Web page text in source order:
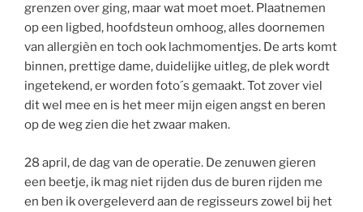
grenzen over ging, maar wat moet moet. Plaatnemen
op een ligbed, hoofdsteun omhoog, alles doornemen
van allergièn en toch ook lachmomentjes. De arts komt
binnen, prettige dame, duidelijke uitleg, de plek wordt
ingetekend, er worden foto´s gemaakt. Tot zover viel
dit wel mee en is het meer mijn eigen angst en beren
op de weg zien die het zwaar maken.
28 april, de dag van de operatie. De zenuwen gieren
een beetje, ik mag niet rijden dus de buren rijden me
en ben ik overgeleverd aan de regisseurs zowel bij het